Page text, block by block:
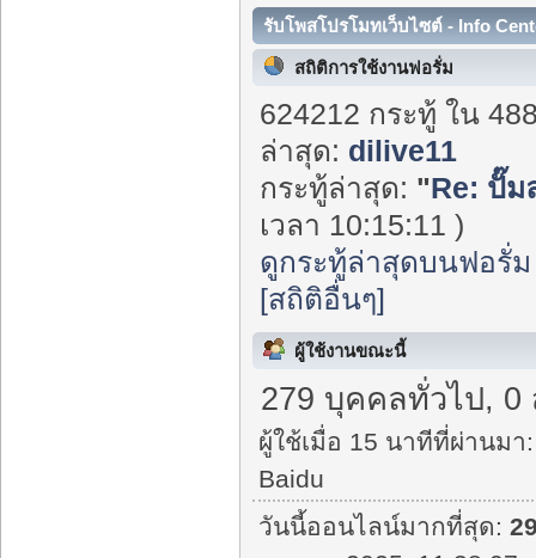
รับโพสโปรโมทเว็บไซต์ - Info
สถิติการใช้งานฟอรั่ม
624212 กระทู้ ใน
ล่าสุด: dilive11
กระทู้ล่าสุด: "Re: ปั๊ม
เวลา 10:15:11 )
ดูกระทู้ล่าสุดบนฟอรั่ม
[สถิติอื่นๆ]
ผู้ใช้งานขณะนี้
279 บุคคลทั่วไป, 0
ผู้ใช้เมื่อ 15 นาทีที่ผ่านมา:
Baidu
วันนี้ออนไลน์มากที่สุด: